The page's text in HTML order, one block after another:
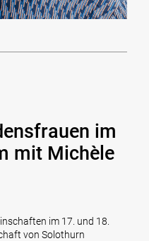
im
mit Michèle
im 17. und 18.
von Solothurn